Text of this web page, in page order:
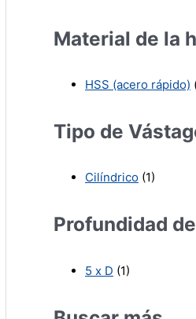
Material de la
HSS (acero rápido)
Tipo de
Cilíndrico (1)
Profundidad
5 x D (1)